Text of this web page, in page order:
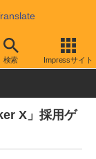
検索 Impressサイト
ゲーミングPC
X」採用ゲ